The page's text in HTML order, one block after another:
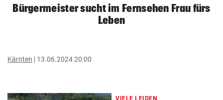
Bürgermeister sucht im Fernsehen Frau fürs
Leben
Kärnten 13.06.2024 20:00
VIELE LEIDEN